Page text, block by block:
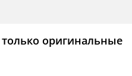
оригинальные